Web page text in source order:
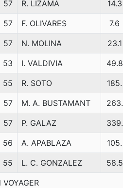
57 R. LIZAMA 14.3
57 F. OLIVARES 7.6
57 N. MOLINA 23.1
53 I. VALDIVIA 49.8
55 R. SOTO 185.
57 M. A. BUSTAMANT 263.
57 P. GALAZ 339.
56 A. APABLAZA 105.
55 L. C. GONZALEZ 58.5